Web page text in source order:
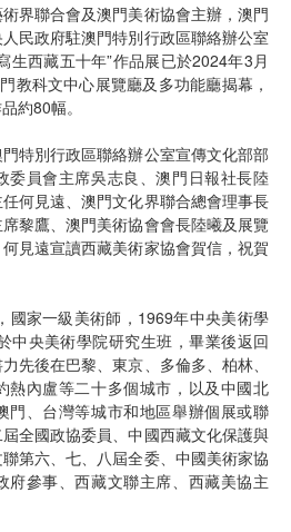
界聯合會及澳門美術協會主辦，澳門
民政府駐澳門特別行政區聯絡辦公室
生西藏五十年”作品展已於2024年3月
教科文中心展覽廳及多功能廳揭幕，
約80幅。
特別行政區聯絡辦公室宣傳文化部部
委員會主席吳志良、澳門日報社長陸
何見遠、澳門文化界聯合總會理事長
黎鷹、澳門美術協會會長陸曦及展覽
見遠宣讀西藏美術家協會賀信，祝賀
國家一級美術師，1969年中央美術學
中央美術學院研究生班，畢業後返回
先後在巴黎、東京、多倫多、柏林、
熱內盧等二十多個城市，以及中國北
門、台灣等城市和地區舉辦個展或聯
全國政協委員、中國西藏文化保護與
第六、七、八屆全委、中國美術家協
府參事、西藏文聯主席、西藏美協主